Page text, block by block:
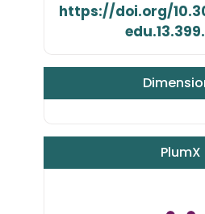
https://doi.org/
PlumX